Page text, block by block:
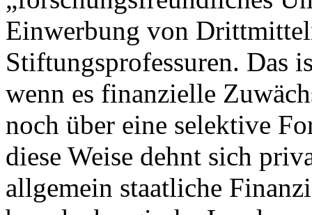
Einwerbung von
Stiftungsprofessuren. Das
wenn es finanzielle
noch über eine selektive
diese Weise dehnt sich
allgemein staatliche